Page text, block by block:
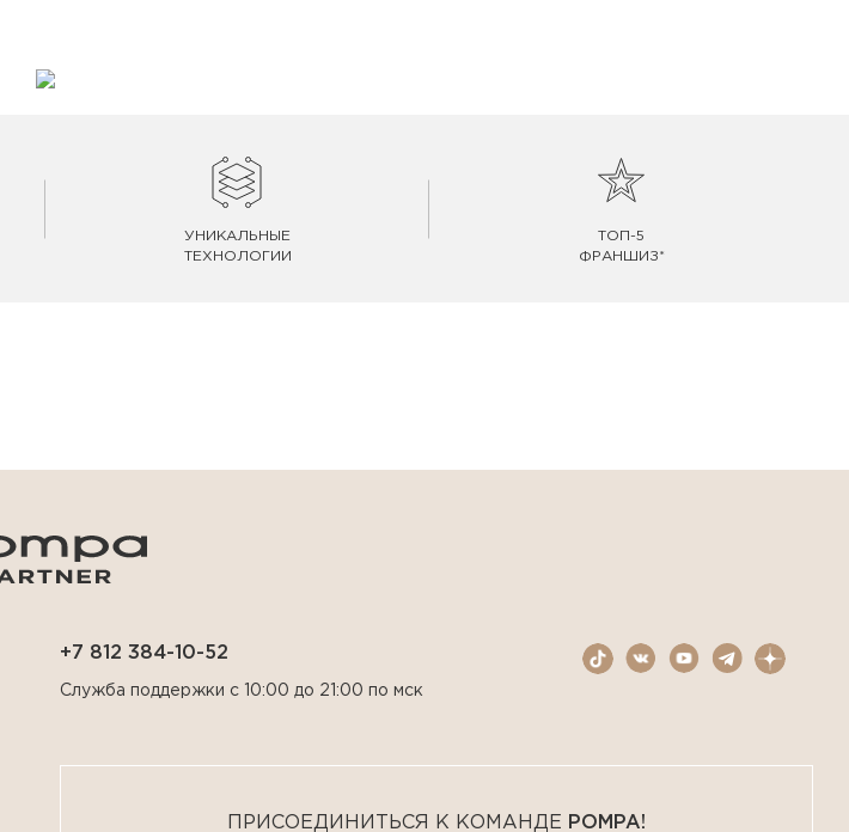
УНИКАЛЬНЫЕ
ТЕХНОЛОГИИ
ТОП-5
ФРАНШИЗ*
ПРИСОЕДИНИТЬСЯ К КОМАНДЕ POMPA!
+7 812 384-10-52
Служба поддержки с 10:00 до 21:00 по мск